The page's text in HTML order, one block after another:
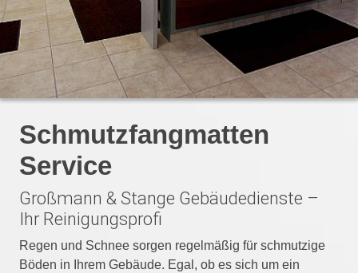
Schmutzfangmatten
Service
Großmann & Stange Gebäudedienste –
Ihr Reinigungsprofi
Regen und Schnee sorgen regelmäßig für schmutzige
Böden in Ihrem Gebäude. Egal, ob es sich um ein